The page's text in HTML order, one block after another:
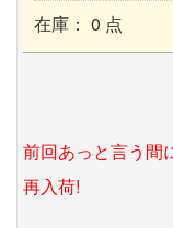
在庫： 0 点
前回あっと言う間
再入荷!